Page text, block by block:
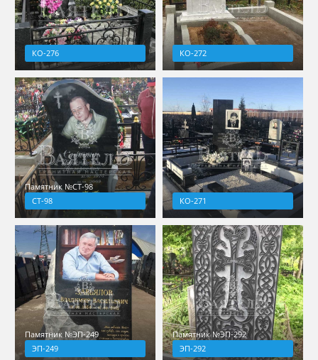
КО-276 КО-272
Памятник №СТ-98
СТ-98
КО-271
Памятник №ЭП-249
ЭП-249
Памятник №ЭП-292
ЭП-292